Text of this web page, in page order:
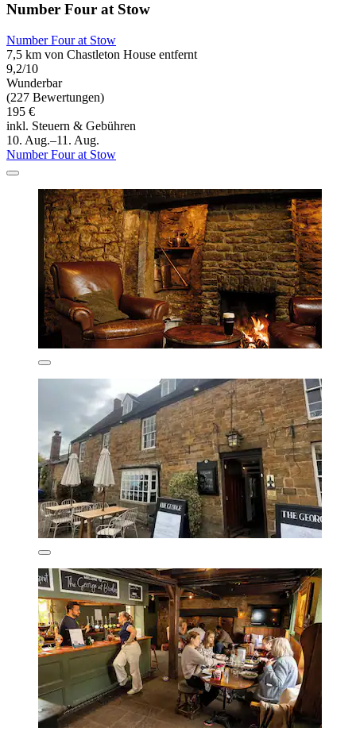
Number Four at Stow
Number Four at Stow
7,5 km von Chastleton House entfernt
9,2/10
Wunderbar
(227 Bewertungen)
195 €
inkl. Steuern & Gebühren
10. Aug.–11. Aug.
Number Four at Stow